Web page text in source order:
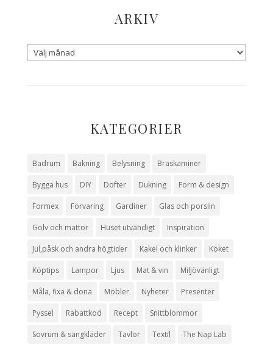
ARKIV
KATEGORIER
Badrum Bakning Belysning Braskaminer
Bygga hus DIY Dofter Dukning Form & design
Formex Förvaring Gardiner Glas och porslin
Golv och mattor Huset utvändigt Inspiration
Jul,påsk och andra högtider Kakel och klinker Köket
Köptips Lampor Ljus Mat & vin Miljövänligt
Måla, fixa & dona Möbler Nyheter Presenter
Pyssel Rabattkod Recept Snittblommor
Sovrum & sängkläder Tavlor Textil The Nap Lab